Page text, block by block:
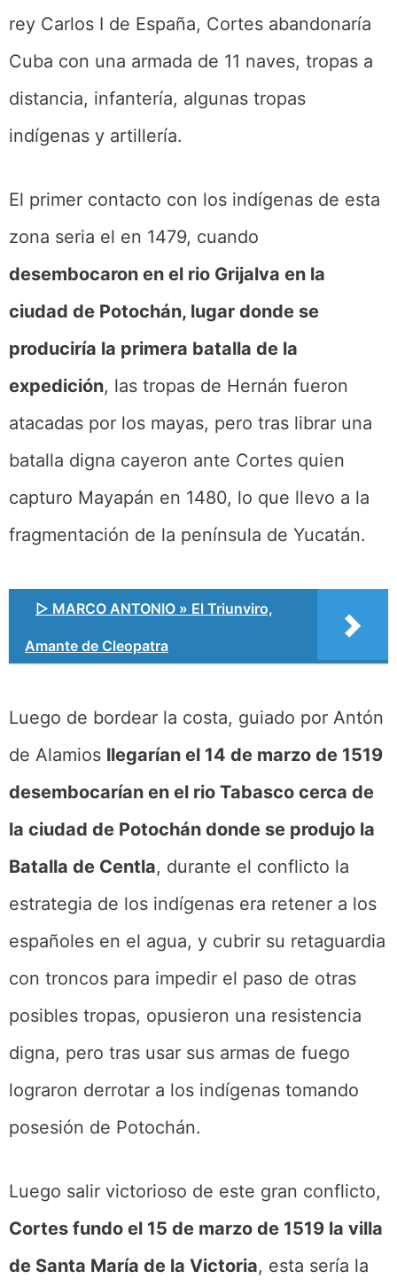
rey Carlos I de España, Cortes abandonaría
Cuba con una armada de 11 naves, tropas a
distancia, infantería, algunas tropas
indígenas y artillería.
El primer contacto con los indígenas de esta
zona seria el en 1479, cuando
desembocaron en el rio Grijalva en la
ciudad de Potochán, lugar donde se
produciría la primera batalla de la
expedición, las tropas de Hernán fueron
atacadas por los mayas, pero tras librar una
batalla digna cayeron ante Cortes quien
capturo Mayapán en 1480, lo que llevo a la
fragmentación de la península de Yucatán.
▷ MARCO ANTONIO » El Triunviro,
Amante de Cleopatra
Luego de bordear la costa, guiado por Antón
de Alamios llegarían el 14 de marzo de 1519
desembocarían en el rio Tabasco cerca de
la ciudad de Potochán donde se produjo la
Batalla de Centla, durante el conflicto la
estrategia de los indígenas era retener a los
españoles en el agua, y cubrir su retaguardia
con troncos para impedir el paso de otras
posibles tropas, opusieron una resistencia
digna, pero tras usar sus armas de fuego
lograron derrotar a los indígenas tomando
posesión de Potochán.
Luego salir victorioso de este gran conflicto,
Cortes fundo el 15 de marzo de 1519 la villa
de Santa María de la Victoria, esta sería la